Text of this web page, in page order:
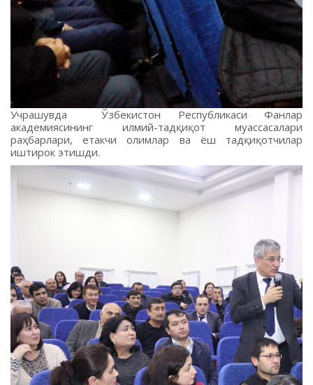
Учрашувда Ўзбекистон Республикаси Фанлар
академиясининг илмий-тадқиқот муассасалари
раҳбарлари, етакчи олимлар ва ёш тадқиқотчилар
иштирок этишди.